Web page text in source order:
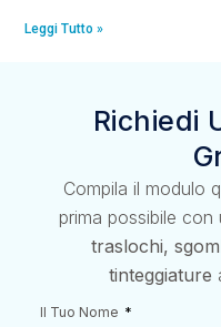
Leggi Tutto »
Richiedi
Compila il modulo
prima possibile
traslochi,
tinteggiature
Il Tuo Nome